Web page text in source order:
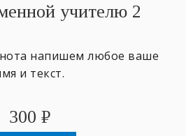
учителю 2
напишем любое ваше
и текст.
300 ₽